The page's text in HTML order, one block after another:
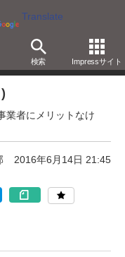
Translate
検索 Impressサイト
業者にメリットなけ
2016年6月14日 21:45